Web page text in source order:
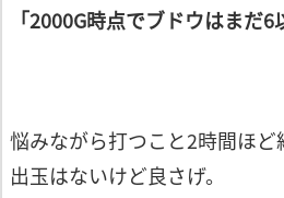
「2000G時点でブドウはまだ6
悩みながら打つこと2時間ほ
出玉はないけど良さげ。